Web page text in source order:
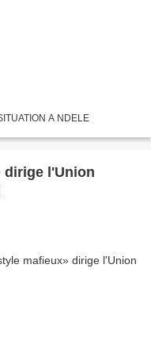
A NDELE
dirige l'Union